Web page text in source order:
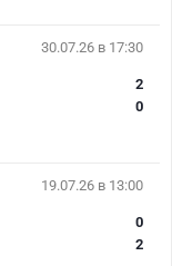
30.07.26 в 17:30
2
0
19.07.26 в 13:00
0
2